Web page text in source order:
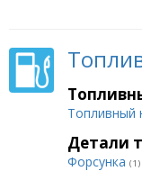
Топливный
Детали
Форсунка (1)